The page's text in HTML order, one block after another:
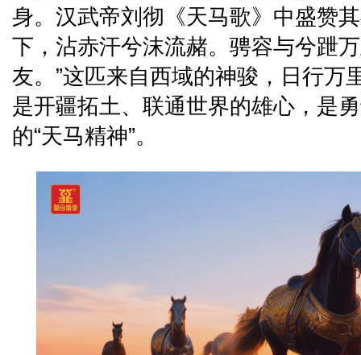
身。汉武帝刘彻《天马歌》中盛赞
下，沾赤汗兮沫流赭。骋容与兮跇
友。”这匹来自西域的神骏，日行万
是开疆拓土、联通世界的雄心，是
的“天马精神”。